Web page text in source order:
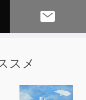
賃の催促にと
スメ